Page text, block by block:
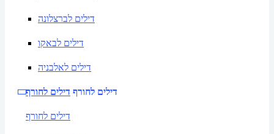
דילים לברצלונה
דילים לבאקו
דילים לאלבניה
דילים לחורף דילים לחורף
דילים לחורף